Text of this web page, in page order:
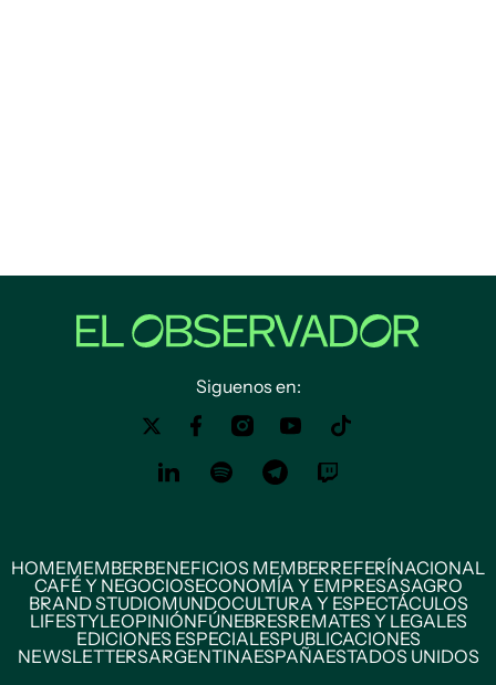
Siguenos en:
HOMEMEMBERBENEFICIOS MEMBERREFERÍNACIONAL
CAFÉ Y NEGOCIOSECONOMÍA Y EMPRESASAGRO
BRAND STUDIOMUNDOCULTURA Y ESPECTÁCULOS
LIFESTYLEOPINIÓNFÚNEBRESREMATES Y LEGALES
EDICIONES ESPECIALESPUBLICACIONES
NEWSLETTERSARGENTINAESPAÑAESTADOS UNIDOS